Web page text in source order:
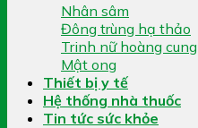
Nhân sâm
Đông trùng hạ thảo
Trinh nữ hoàng cung
Mật ong
Thiết bị y tế
Hệ thống nhà thuốc
Tin tức sức khỏe